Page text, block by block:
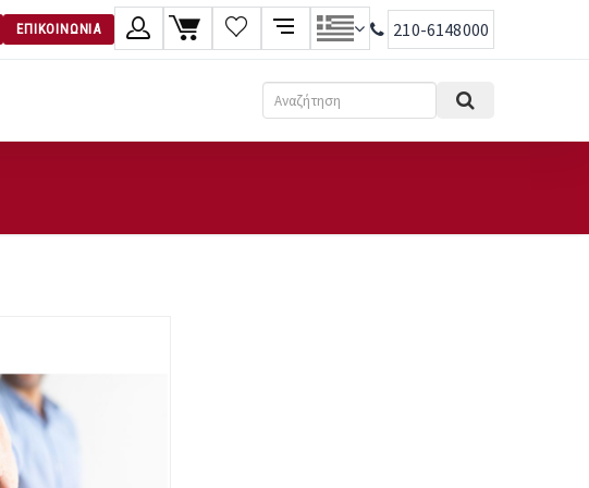
ΕΠΙΚΟΙΝΩΝΙΑ 210-6148000
Αναζήτηση